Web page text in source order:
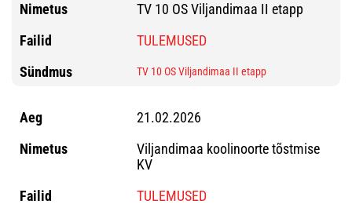
TV 10 OS Viljandimaa II etapp
TULEMUSED
TV 10 OS Viljandimaa II etapp
21.02.2026
Viljandimaa koolinoorte tõstmise
KV
TULEMUSED